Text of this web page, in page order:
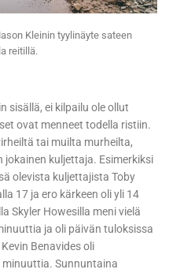
Kleinin tyylinäyte sateen
reitillä.
sisällä, ei kilpailu ole ollut
ovat menneet todella ristiin.
tai muilta murheilta,
kuljettaja. Esimerkiksi
olevista kuljettajista Toby
17 ja ero kärkeen oli yli 14
Skyler Howesilla meni vielä
ja oli päivän tuloksissa
Benavides oli
minuuttia. Sunnuntaina